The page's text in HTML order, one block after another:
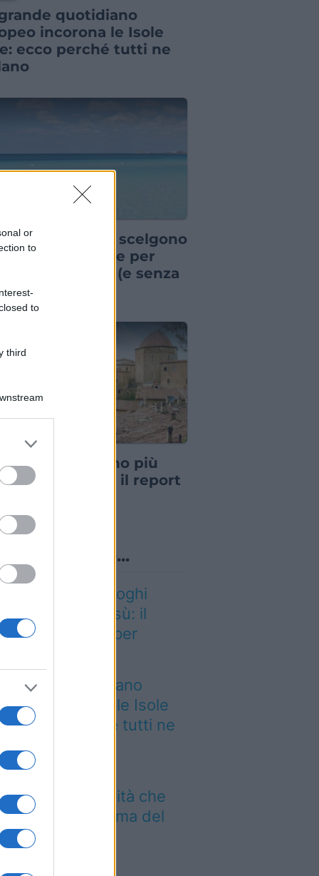
or
to
to
third
grant or
quotidiano
incorona le Isole
ecco perché tutti ne
più italiani scelgono
destinazione per
vacanza breve (e senza
troppo)
non sono più
di una volta: il report
sapevi che...
a uno dei luoghi
del tiramisù: il
chiude per
grande quotidiano
incorona le Isole
ecco perché tutti ne
di Bari
una novità che
l’attesa prima del